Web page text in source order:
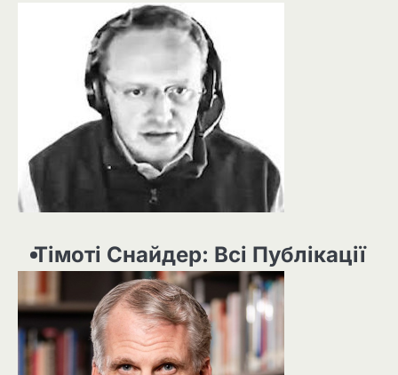
Тімоті Снайдер: Всі Публікації